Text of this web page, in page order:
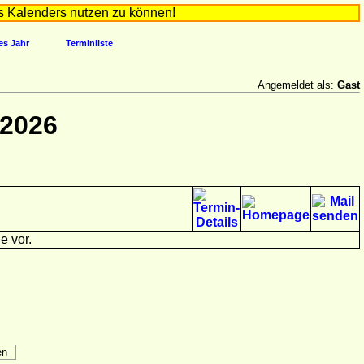
Kalenders nutzen zu können!
Jahr Terminliste
Angemeldet als: Gast
vor.